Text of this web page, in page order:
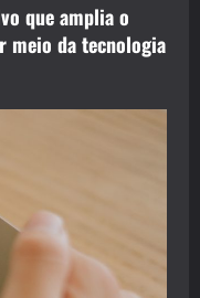
que amplia o
meio da tecnologia